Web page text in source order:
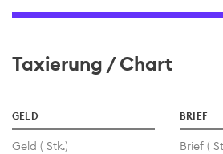
Taxierung / Chart
GELD
Geld ( Stk.)
BRIEF
Brief (